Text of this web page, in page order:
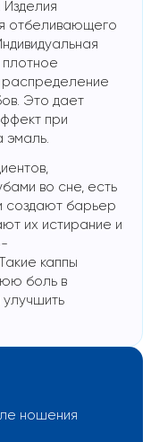
Изделия
отбеливающего
Это дает
при
эмаль.
во сне, есть
создают барьер
их истирание и
каппы
боль в
ношения